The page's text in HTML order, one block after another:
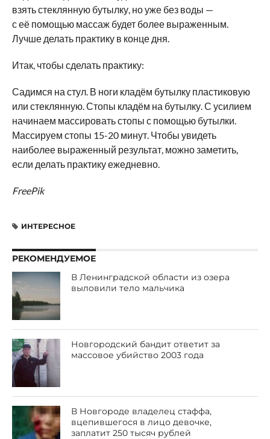
взять стеклянную бутылку, но уже без воды —
с её помощью массаж будет более выраженным.
Лучше делать практику в конце дня.
Итак, чтобы сделать практику:
Садимся на стул. В ноги кладём бутылку пластиковую
или стеклянную. Стопы кладём на бутылку. С усилием
начинаем массировать стопы с помощью бутылки.
Массируем стопы 15-20 минут. Чтобы увидеть
наиболее выраженный результат, можно заметить,
если делать практику ежедневно.
FreePik
ИНТЕРЕСНОЕ
РЕКОМЕНДУЕМОЕ
В Ленинградской области из озера
выловили тело мальчика
Новгородский бандит ответит за
массовое убийство 2003 года
В Новгороде владелец стаффа,
вцепившегося в лицо девочке,
заплатит 250 тысяч рублей